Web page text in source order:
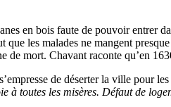
en bois faute de pouvoir entrer
les malades ne mangent
mort. Chavant raconte qu’en
de déserter la ville pour
à toutes les misères. Défaut de